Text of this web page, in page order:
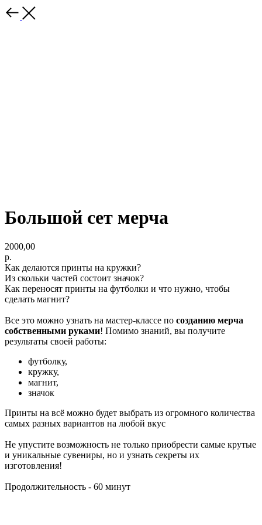
Большой сет мерча
2000,00
р.
Как делаются принты на кружки?
Из скольки частей состоит значок?
Как переносят принты на футболки и что нужно, чтобы
сделать магнит?
Все это можно узнать на мастер-классе по созданию мерча
собственными руками! Помимо знаний, вы получите
результаты своей работы:
футболку,
кружку,
магнит,
значок
Принты на всё можно будет выбрать из огромного количества
самых разных вариантов на любой вкус
Не упустите возможность не только приобрести самые крутые
и уникальные сувениры, но и узнать секреты их
изготовления!
Продолжительность - 60 минут